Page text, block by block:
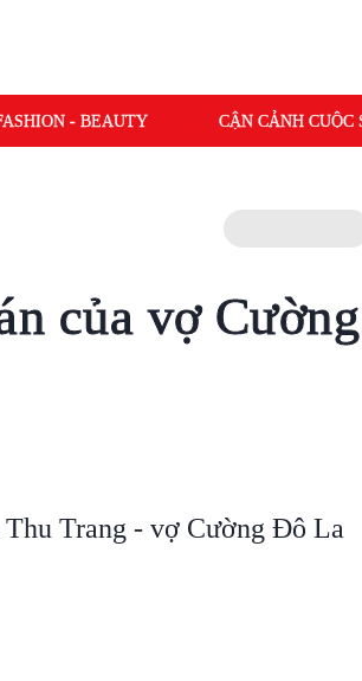
- BEAUTY CẬN CẢNH CUỘC
của vợ Cường
Trang - vợ Cường Đô La